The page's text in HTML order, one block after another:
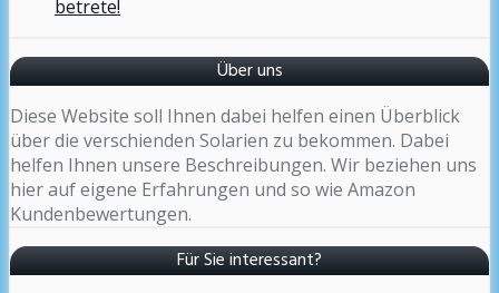
betrete!
Über uns
Diese Website soll Ihnen dabei helfen einen Überblick
über die verschienden Solarien zu bekommen. Dabei
helfen Ihnen unsere Beschreibungen. Wir beziehen uns
hier auf eigene Erfahrungen und so wie Amazon
Kundenbewertungen.
Für Sie interessant?